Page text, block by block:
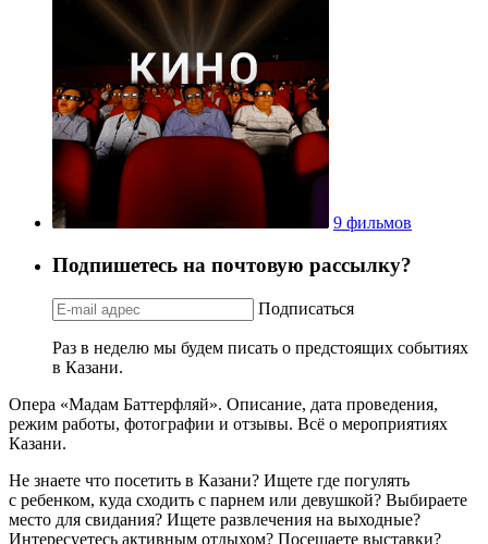
9 фильмов
Подпишетесь на почтовую рассылку?
Подписаться
Раз в неделю мы будем писать о предстоящих событиях
в Казани.
Опера «Мадам Баттерфляй». Описание, дата проведения,
режим работы, фотографии и отзывы. Всё о мероприятиях
Казани.
Не знаете что посетить в Казани? Ищете где погулять
с ребенком, куда сходить с парнем или девушкой? Выбираете
место для свидания? Ищете развлечения на выходные?
Интересуетесь активным отдыхом? Посещаете выставки?